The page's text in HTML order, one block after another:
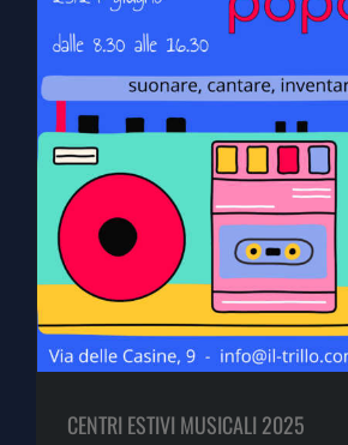
CENTRI ESTIVI MUSICALI 2025